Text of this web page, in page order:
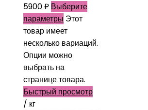
5900₽ Выберите
параметры Этот
товар имеет
несколько вариаций.
Опции можно
выбрать на
странице товара.
Быстрый просмотр
/ кг